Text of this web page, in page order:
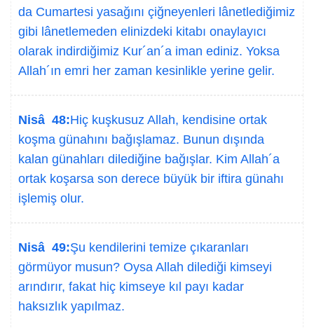
da Cumartesi yasağını çiğneyenleri lânetlediğimiz
gibi lânetlemeden elinizdeki kitabı onaylayıcı
olarak indirdiğimiz Kur´an´a iman ediniz. Yoksa
Allah´ın emri her zaman kesinlikle yerine gelir.
Nisâ 48:Hiç kuşkusuz Allah, kendisine ortak
koşma günahını bağışlamaz. Bunun dışında
kalan günahları dilediğine bağışlar. Kim Allah´a
ortak koşarsa son derece büyük bir iftira günahı
işlemiş olur.
Nisâ 49:Şu kendilerini temize çıkaranları
görmüyor musun? Oysa Allah dilediği kimseyi
arındırır, fakat hiç kimseye kıl payı kadar
haksızlık yapılmaz.